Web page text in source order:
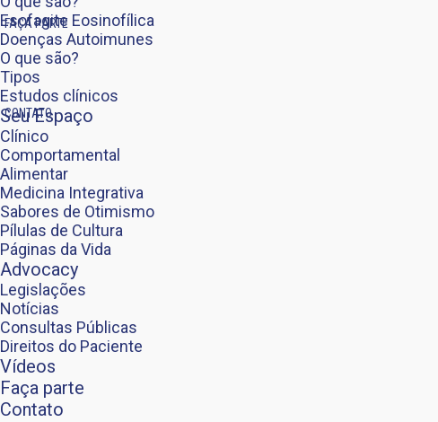
FAÇA PARTE
CONTATO
Esofagite Eosinofílica
Doenças Autoimunes
O que são?
Tipos
Estudos clínicos
Seu Espaço
Clínico
Comportamental
Alimentar
Medicina Integrativa
Sabores de Otimismo
Pílulas de Cultura
Páginas da Vida
Advocacy
Legislações
Notícias
Consultas Públicas
Direitos do Paciente
Vídeos
Faça parte
Contato